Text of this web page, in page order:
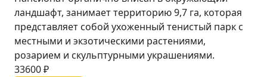
ландшафт, занимает территорию 9,7 га, которая
представляет собой ухоженный тенистый парк с
местными и экзотическими растениями,
розарием и скульптурными украшениями.
33600 ₽